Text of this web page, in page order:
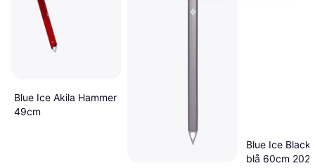
Blue Ice Akila Hammer
49cm
Blue Ice
blå 60cm